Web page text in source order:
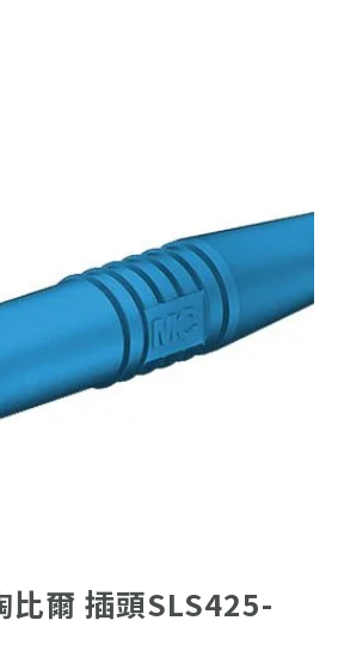
爾 插頭SLS425-